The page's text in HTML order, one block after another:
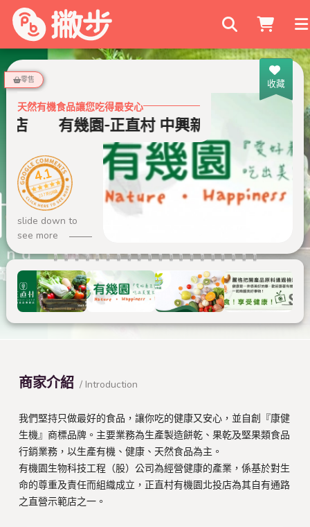
搜尋商家
收藏
零售
天然有機食品讓您吃得最安心
店 有幾園-正直村 中興新村店
4.1
237 則評論
slide down to
see more
商家介紹 / Introduction
我們堅持只做最好的食品，讓你吃的健康又安心，並自創『康健
生機』商標品牌。主要業務為生產製造餅乾、果乾及堅果類食品
行銷業務，以生產有機、健康、天然食品為主。
有機園生物科技工程（股）公司為經營健康的產業，係基於對生
命的尊重及責任而組織成立，正直村有機園北投店為其自有通路
之直營示範店之一。